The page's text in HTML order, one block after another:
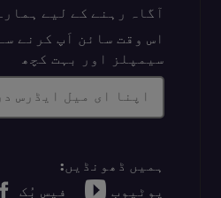
آگاہ رہنے کے لیے
اس وقت سائن اَپ کرنے
سیمپلز اور بہت کچھ
اپنا ای میل ایڈرس
ہمیں ڈھونڈیں:
یوٹیوب
فیس بُک